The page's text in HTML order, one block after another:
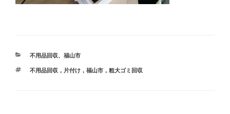
カ
ゴ
不用品回収、 福山市
タ
不用品回収，片付け，福山市，粗大ゴミ回収